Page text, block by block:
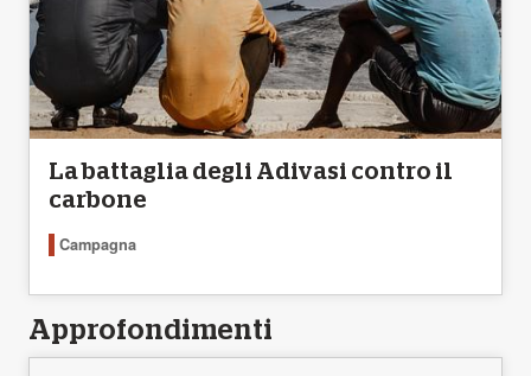
La battaglia degli Adivasi contro il
carbone
Campagna
Approfondimenti